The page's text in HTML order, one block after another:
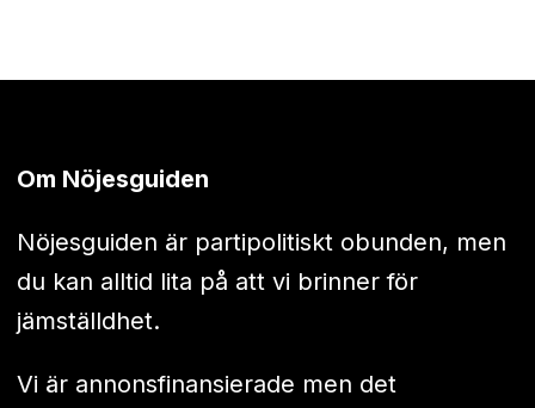
Om Nöjesguiden
Nöjesguiden är partipolitiskt obunden, men
du kan alltid lita på att vi brinner för
jämställdhet.
Vi är annonsfinansierade men det